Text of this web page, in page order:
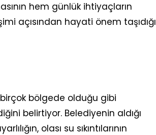
hem günlük ihtiyaçların
açısından hayati önem taşıdığı
birçok bölgede olduğu gibi
belirtiyor. Belediyenin aldığı
olası su sıkıntılarının